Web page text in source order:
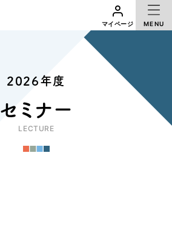
マイページ MENU
2026年度
セミナー
LECTURE